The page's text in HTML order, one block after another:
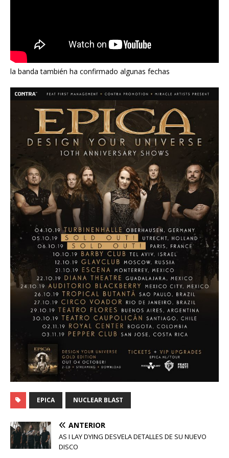
la banda también ha confirmado algunas fechas
EPICA NUCLEAR BLAST
ANTERIOR
AS I LAY DYING DESVELA DETALLES DE SU NUEVO
DISCO